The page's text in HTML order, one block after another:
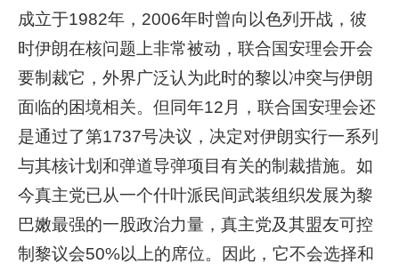
成立于1982年，2006年时曾向以色列开战，彼
时伊朗在核问题上非常被动，联合国安理会开会
要制裁它，外界广泛认为此时的黎以冲突与伊朗
面临的困境相关。但同年12月，联合国安理会还
是通过了第1737号决议，决定对伊朗实行一系列
与其核计划和弹道导弹项目有关的制裁措施。如
今真主党已从一个什叶派民间武装组织发展为黎
巴嫩最强的一股政治力量，真主党及其盟友可控
制黎议会50%以上的席位。因此，它不会选择和